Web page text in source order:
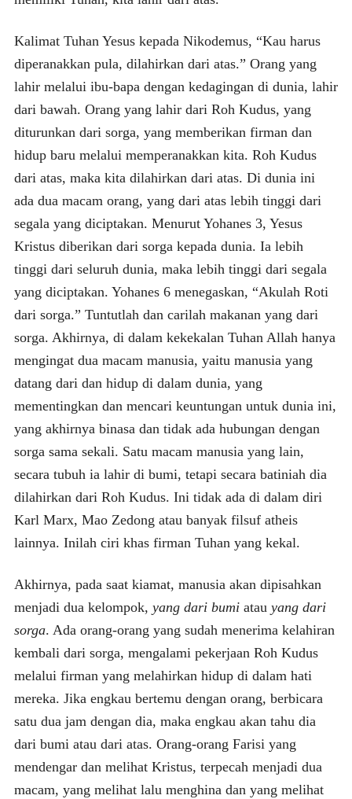
Kalimat Tuhan Yesus kepada Nikodemus, “Kau harus
diperanakkan pula, dilahirkan dari atas.” Orang yang
lahir melalui ibu-bapa dengan kedagingan di dunia, lahir
dari bawah. Orang yang lahir dari Roh Kudus, yang
diturunkan dari sorga, yang memberikan firman dan
hidup baru melalui memperanakkan kita. Roh Kudus
dari atas, maka kita dilahirkan dari atas. Di dunia ini
ada dua macam orang, yang dari atas lebih tinggi dari
segala yang diciptakan. Menurut Yohanes 3, Yesus
Kristus diberikan dari sorga kepada dunia. Ia lebih
tinggi dari seluruh dunia, maka lebih tinggi dari segala
yang diciptakan. Yohanes 6 menegaskan, “Akulah Roti
dari sorga.” Tuntutlah dan carilah makanan yang dari
sorga. Akhirnya, di dalam kekekalan Tuhan Allah hanya
mengingat dua macam manusia, yaitu manusia yang
datang dari dan hidup di dalam dunia, yang
mementingkan dan mencari keuntungan untuk dunia ini,
yang akhirnya binasa dan tidak ada hubungan dengan
sorga sama sekali. Satu macam manusia yang lain,
secara tubuh ia lahir di bumi, tetapi secara batiniah dia
dilahirkan dari Roh Kudus. Ini tidak ada di dalam diri
Karl Marx, Mao Zedong atau banyak filsuf atheis
lainnya. Inilah ciri khas firman Tuhan yang kekal.
Akhirnya, pada saat kiamat, manusia akan dipisahkan
menjadi dua kelompok, yang dari bumiatau yang dari
sorga. Ada orang-orang yang sudah menerima kelahiran
kembali dari sorga, mengalami pekerjaan Roh Kudus
melalui firman yang melahirkan hidup di dalam hati
mereka. Jika engkau bertemu dengan orang, berbicara
satu dua jam dengan dia, maka engkau akan tahu dia
dari bumi atau dari atas. Orang-orang Farisi yang
mendengar dan melihat Kristus, terpecah menjadi dua
macam, yang melihat lalu menghina dan yang melihat